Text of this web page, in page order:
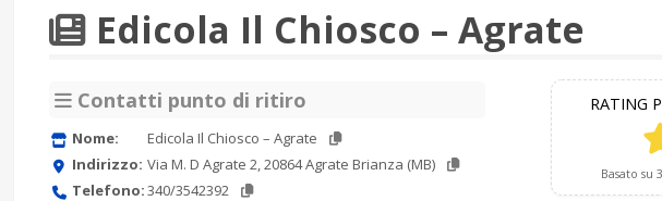
Edicola Il Chiosco – Agrate
Contatti punto di ritiro
Nome:
Edicola Il Chiosco – Agrate
Indirizzo: Via M. D Agrate 2, 20864 Agrate Brianza (MB)
Telefono:340/3542392
RATING
Basato su